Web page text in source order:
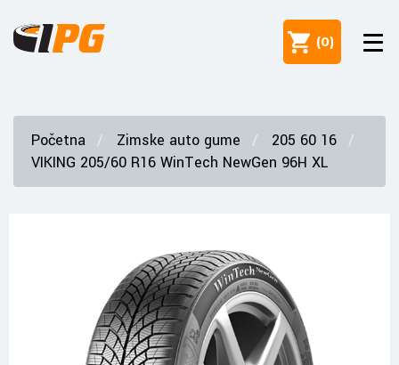
(0)
Početna Zimske auto gume
205 60 16
VIKING 205/60 R16 WinTech NewGen 96H XL